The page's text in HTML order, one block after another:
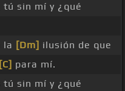
sin mí y ¿qué
la [Dm] ilusión de que
[C] para mí.
sin mí y ¿qué